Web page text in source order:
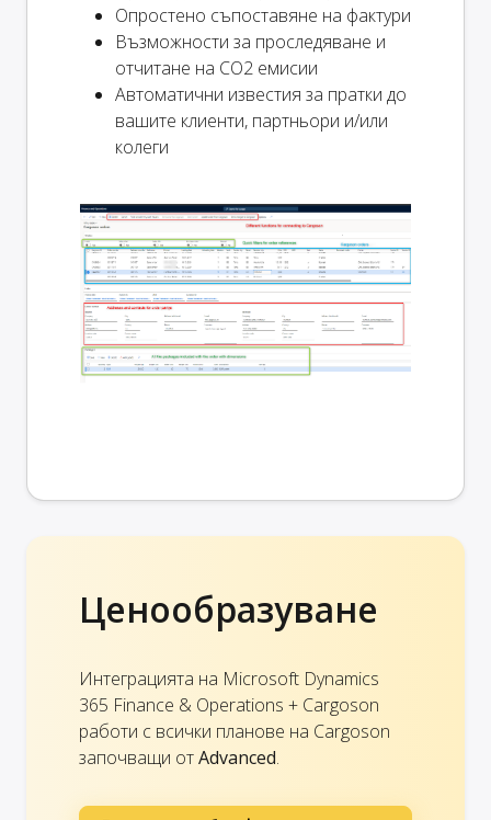
Опростено съпоставяне на фактури
Възможности за проследяване и
отчитане на CO2 емисии
Автоматични известия за пратки до
вашите клиенти, партньори и/или
колеги
Ценообразуване
Интеграцията на Microsoft Dynamics
365 Finance & Operations + Cargoson
работи с всички планове на Cargoson
започващи отAdvanced.